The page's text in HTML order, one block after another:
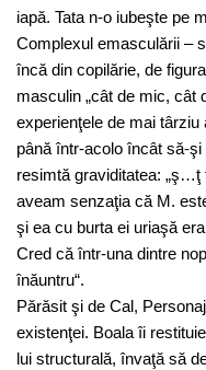
iapă. Tata n-o iubeşte pe
Complexul emasculării –
încă din copilărie, de
masculin „cât de mic, cât
experienţele de mai
până într-acolo încât să-
resimtă graviditatea: „ş…ţ
aveam senzaţia că M.
şi ea cu burta ei uriaşă
Cred că într-una dintre
înăuntru“.
Părăsit şi de Cal,
existenţei. Boala îi
lui structurală, învaţă să